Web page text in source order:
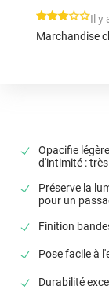
Opacifie
d'intimité :
Préserve la
pour un
Finition
Pose facile à
Durabilité
*****Il y
Marchandise